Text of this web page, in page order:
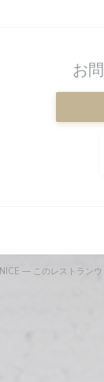
お
— このレストランウ